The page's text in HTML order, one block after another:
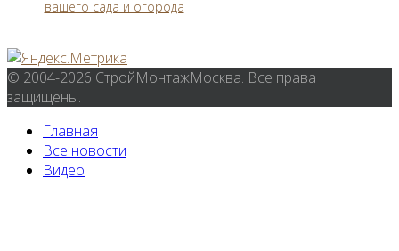
вашего сада и огорода
© 2004-2026 СтройМонтажМосква. Все права
защищены.
Главная
Все новости
Видео